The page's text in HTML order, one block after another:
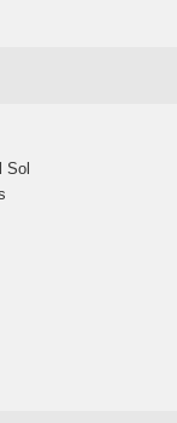
Sol